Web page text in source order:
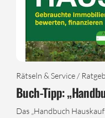
Rätseln & Service /
Buch-Tipp:
Das „Handbuch